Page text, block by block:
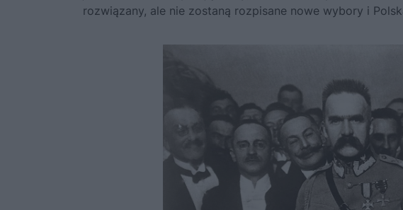
rozwiązany, ale nie zostaną rozpisane nowe wybory i